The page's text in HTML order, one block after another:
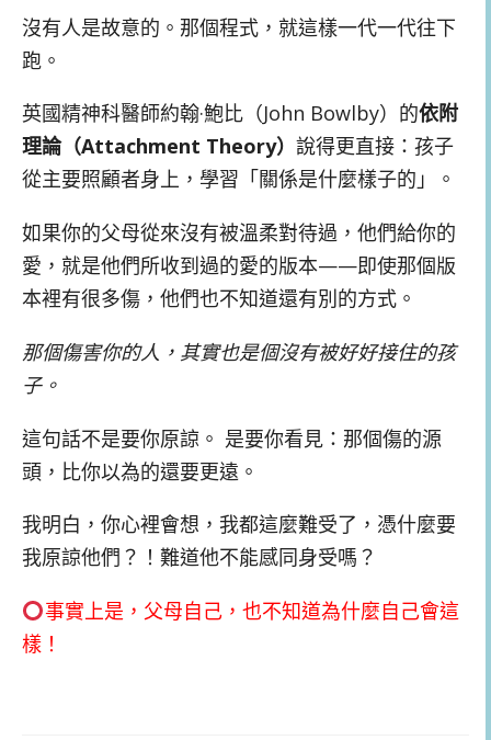
沒有人是故意的。那個程式，就這樣一代一代往下
跑。
英國精神科醫師約翰·鮑比（John Bowlby）的依附
理論（Attachment Theory） 說得更直接：孩子
從主要照顧者身上，學習「關係是什麼樣子的」。
如果你的父母從來沒有被溫柔對待過，他們給你的
愛，就是他們所收到過的愛的版本——即使那個版
本裡有很多傷，他們也不知道還有別的方式。
那個傷害你的人，其實也是個沒有被好好接住的孩
子。
這句話不是要你原諒。 是要你看見：那個傷的源
頭，比你以為的還要更遠。
我明白，你心裡會想，我都這麼難受了，憑什麼要
我原諒他們？！難道他不能感同身受嗎？
事實上是，父母自己，也不知道為什麼自己會這
樣！